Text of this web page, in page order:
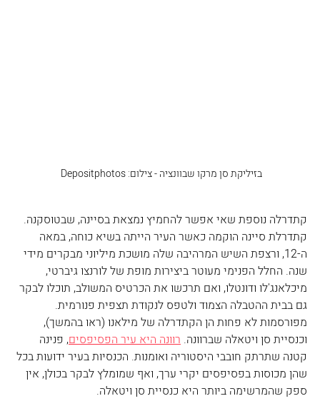
בזיליקת סן מרקו שבוונציה‏ - צילום: Depositphotos
קתדרלה נוספת שאי אפשר להחמיץ נמצאת בסיינה, שבטוסקנה.
קתדרלת סיינה הוקמה כאשר העיר הייתה בשיא כוחה, במאה
ה-12, ורצפת השיש המרהיבה שלה מושכת מיליוני מבקרים מידי
שנה. החלל הפנימי מעוטר ביצירות מופת של לורנצו גיברטי,
מיכלאנג'לו ודונטלו, ואם תרכשו את הכרטיס המשולב, תוכלו לבקר
גם בבית ההטבלה הצמוד ולטפס לנקודת תצפית פנורמית.
מפורסמות לא פחות הן הקתדרלה של מילאנו (ראו בהמשך),
וכנסיית סן ויטאלה שברוונה. רוונה היא עיר הפסיפסים, פנינה
קטנה שתרתק חובבי היסטוריה ואומנות. הכנסיות בעיר ידועות בכל
שהן מכוסות בפסיפסים יקרי ערך, ואף שמומלץ לבקר בכולן, אין
ספק שהמרשימה ביותר היא כנסיית סן ויטאלה.